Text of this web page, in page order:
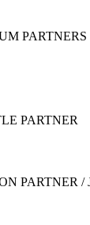
PARTNERS
PARTNER
PARTNER